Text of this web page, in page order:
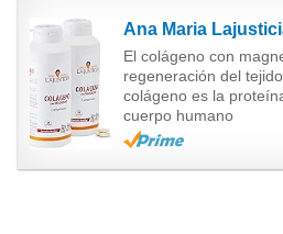
El colágeno con
regeneración del
colágeno es la
cuerpo humano